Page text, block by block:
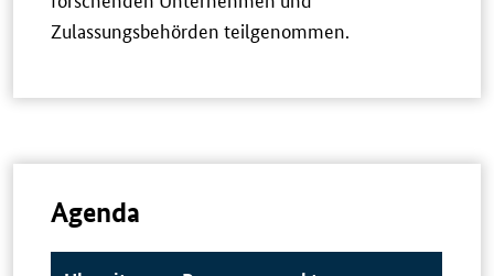
Zulassungsbehörden teilgenommen.
Agenda